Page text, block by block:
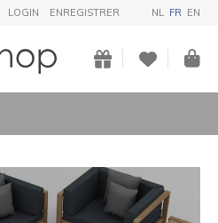
LOGIN ENREGISTRER NL FR EN